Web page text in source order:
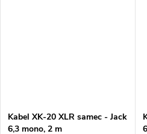
Kabel XK-20 XLR samec - Jack
6,3 mono, 2 m